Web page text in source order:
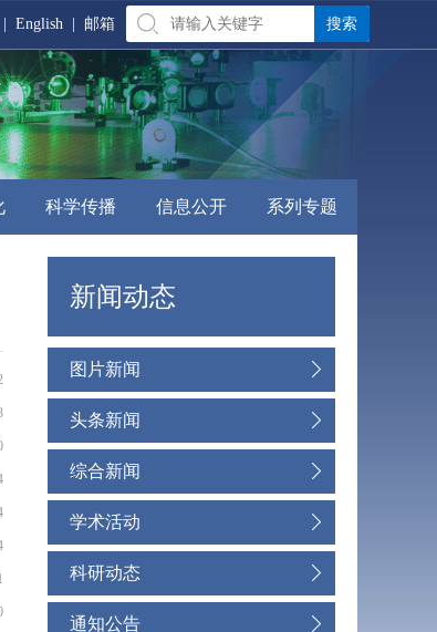
English 邮箱
科学传播 信息公开 系列专题
新闻动态
图片新闻
头条新闻
综合新闻
学术活动
科研动态
通知公告